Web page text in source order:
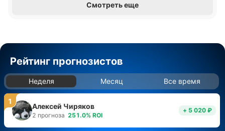
Смотреть еще
Рейтинг прогнозистов
Неделя Месяц Все время
1
Алексей Чиряков
2 прогноза 251.0% ROI
+ 5 020 ₽